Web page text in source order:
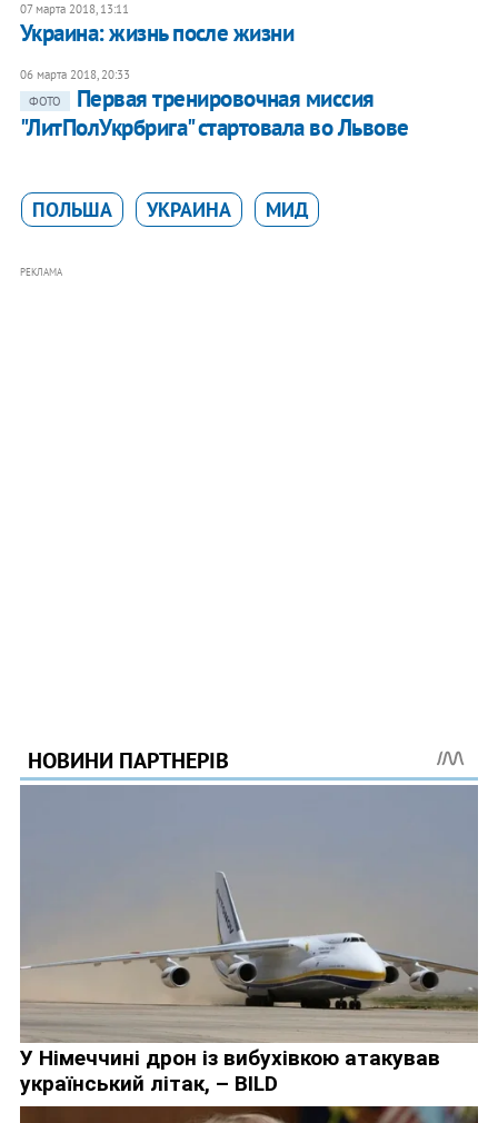
07 марта 2018, 13:11
Украина: жизнь после жизни
06 марта 2018, 20:33
ФОТО
Первая тренировочная миссия
"ЛитПолУкрбрига" стартовала во Львове
ПОЛЬША УКРАИНА МИД
РЕКЛАМА